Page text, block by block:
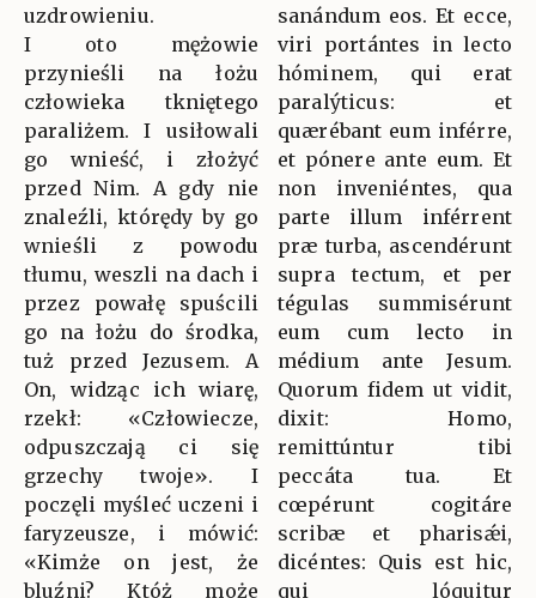
uzdrowieniu.
I oto mężowie
przynieśli na łożu
człowieka tkniętego
paraliżem. I usiłowali
go wnieść, i złożyć
przed Nim. A gdy nie
znaleźli, którędy by go
wnieśli z powodu
tłumu, weszli na dach i
przez powałę spuścili
go na łożu do środka,
tuż przed Jezusem. A
On, widząc ich wiarę,
rzekł: «Człowiecze,
odpuszczają ci się
grzechy twoje». I
poczęli myśleć uczeni i
faryzeusze, i mówić:
«Kimże on jest, że
bluźni? Któż może
sanándum eos. Et ecce,
viri portántes in lecto
hóminem, qui erat
paralýticus: et
quærébant eum inférre,
et pónere ante eum. Et
non inveniéntes, qua
parte illum inférrent
præ turba, ascendérunt
supra tectum, et per
tégulas summisérunt
eum cum lecto in
médium ante Jesum.
Quorum fidem ut vidit,
dixit: Homo,
remittúntur tibi
peccáta tua. Et
cœpérunt cogitáre
scribæ et pharisǽi,
dicéntes: Quis est hic,
qui lóquitur